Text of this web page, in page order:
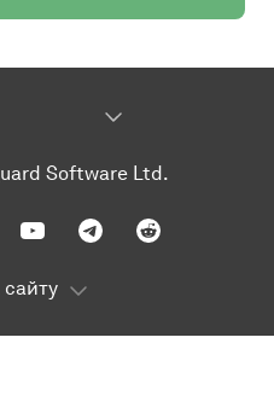
Software Ltd.